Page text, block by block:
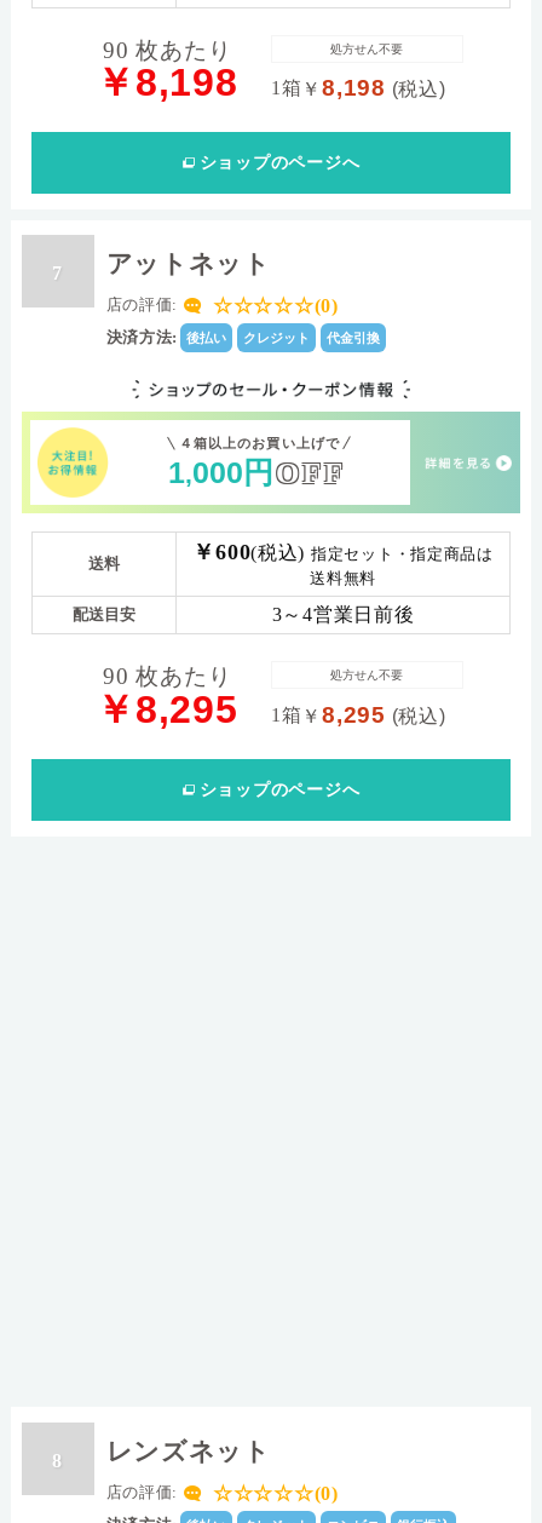
90 枚あたり
￥8,198 1箱 ￥8,198 (税込)
処方せん不要
ショップのページへ
7 アットネット
店の評価: ☆☆☆☆☆(0)
決済方法: 後払い クレジット 代金引換
４箱以上のお買い上げで
1,000 円 OFF
送料 ￥600(税込) 指定セット・指定商品は
送料無料
配送目安 3～4営業日前後
90 枚あたり
￥8,295 1箱 ￥8,295 (税込)
処方せん不要
ショップのページへ
8 レンズネット
店の評価: ☆☆☆☆☆(0)